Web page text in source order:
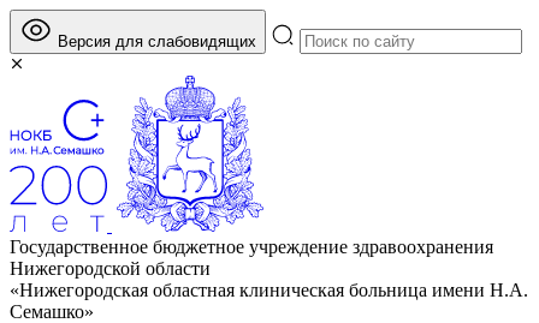
Версия для слабовидящих
Государственное бюджетное учреждение здравоохранения
Нижегородской области
«Нижегородская областная клиническая больница имени Н.А.
Семашко»